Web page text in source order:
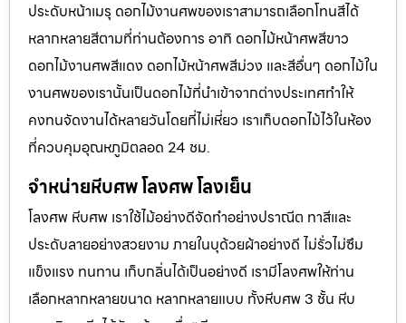
ประดับหน้าเมรุ ดอกไม้งานศพของเราสามารถเลือกโทนสีได้
หลากหลายสีตามที่ท่านต้องการ อาทิ ดอกไม้หน้าศพสีขาว
ดอกไม้งานศพสีแดง ดอกไม้หน้าศพสีม่วง และสีอื่นๆ ดอกไม้ใน
งานศพของเรานั้นเป็นดอกไม้ที่นำเข้าจากต่างประเทศทำให้
คงทนจัดงานได้หลายวันโดยที่ไม่เหี่ยว เราเก็บดอกไม้ไว้ในห้อง
ที่ควบคุมอุณหภูมิตลอด 24 ชม.
จำหน่ายหีบศพ โลงศพ โลงเย็น
โลงศพ หีบศพ เราใช้ไม้อย่างดีจัดทำอย่างปราณีต ทาสีและ
ประดับลายอย่างสวยงาม ภายในบุด้วยผ้าอย่างดี ไม่รั่วไม่ซึม
แข็งแรง ทนทาน เก็บกลิ่นได้เป็นอย่างดี เรามีโลงศพให้ท่าน
เลือกหลากหลายขนาด หลากหลายแบบ ทั้งหีบศพ 3 ชั้น หีบ